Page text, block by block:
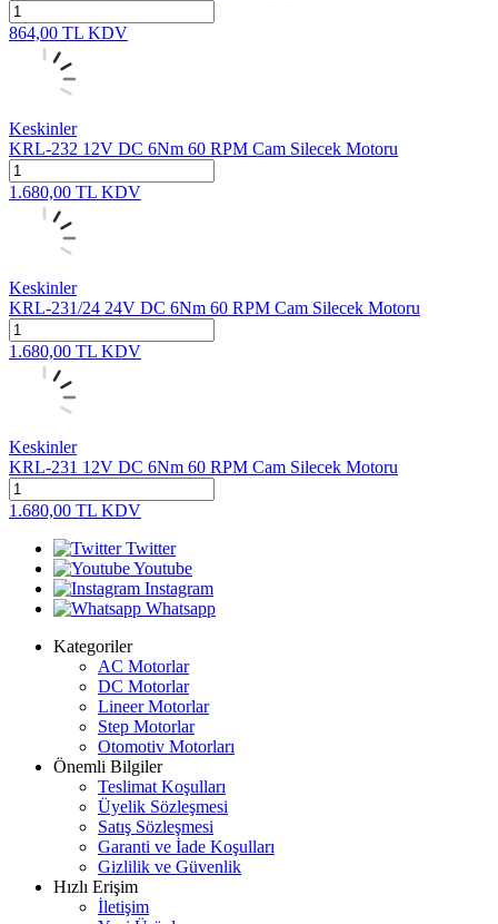
864,00 TL KDV
Keskinler
KRL-232 12V DC 6Nm 60 RPM Cam Silecek Motoru
1.680,00 TL KDV
Keskinler
KRL-231/24 24V DC 6Nm 60 RPM Cam Silecek Motoru
1.680,00 TL KDV
Keskinler
KRL-231 12V DC 6Nm 60 RPM Cam Silecek Motoru
1.680,00 TL KDV
Twitter
Youtube
Instagram
Whatsapp
Kategoriler
AC Motorlar
DC Motorlar
Lineer Motorlar
Step Motorlar
Otomotiv Motorları
Önemli Bilgiler
Teslimat Koşulları
Üyelik Sözleşmesi
Satış Sözleşmesi
Garanti ve İade Koşulları
Gizlilik ve Güvenlik
Hızlı Erişim
İletişim